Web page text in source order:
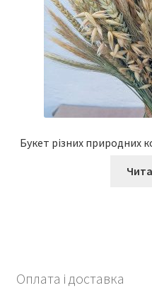
Букет різних природних
Оплата і доставка